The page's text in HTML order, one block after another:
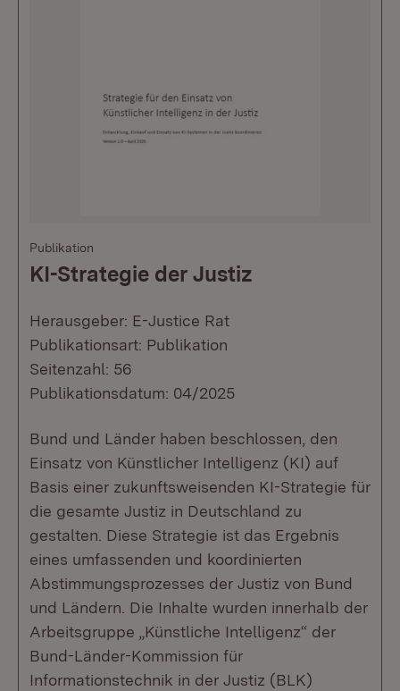
Publikation
KI-Strategie der Justiz
Herausgeber: E-Justice Rat
Publikationsart: Publikation
Seitenzahl: 56
Publikationsdatum: 04/2025
Bund und Länder haben beschlossen, den
Einsatz von Künstlicher Intelligenz (KI) auf
Basis einer zukunftsweisenden KI-Strategie für
die gesamte Justiz in Deutschland zu
gestalten. Diese Strategie ist das Ergebnis
eines umfassenden und koordinierten
Abstimmungsprozesses der Justiz von Bund
und Ländern. Die Inhalte wurden innerhalb der
Arbeitsgruppe „Künstliche Intelligenz“ der
Bund-Länder-Kommission für
Informationstechnik in der Justiz (BLK)